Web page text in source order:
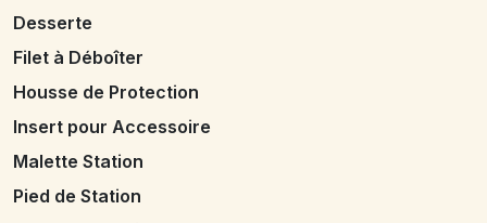
Desserte
Filet à Déboîter
Housse de Protection
Insert pour Accessoire
Malette Station
Pied de Station